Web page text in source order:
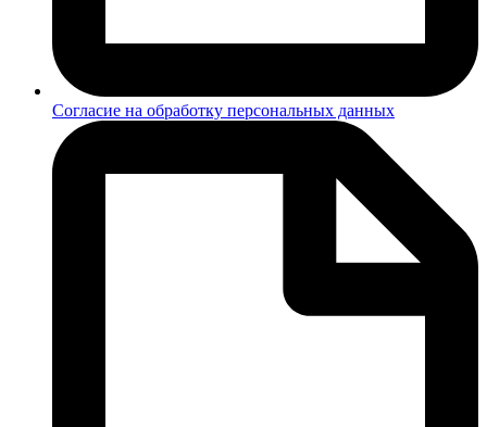
Согласие на обработку персональных данных